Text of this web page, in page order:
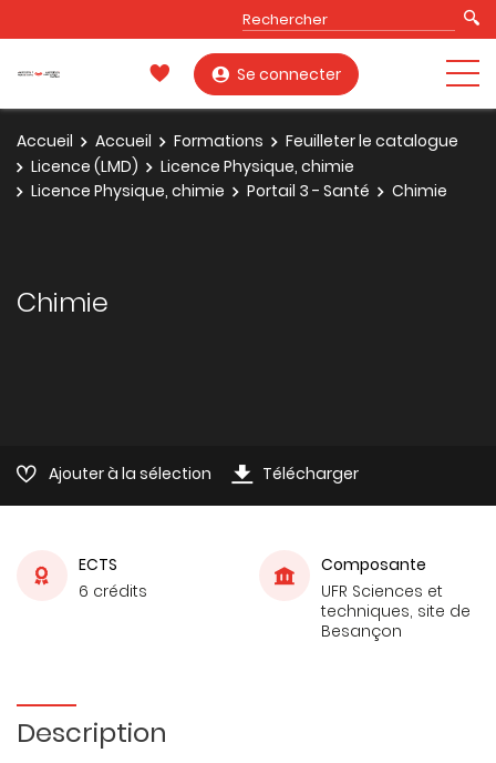
Se connecter
Accueil Accueil Formations
Feuilleter le catalogue
Licence (LMD)
Licence Physique, chimie
Licence Physique, chimie
Portail 3 - Santé Chimie
Chimie
Ajouter à la sélection Télécharger
ECTS
6 crédits
Composante
UFR Sciences et
techniques, site de
Besançon
Description